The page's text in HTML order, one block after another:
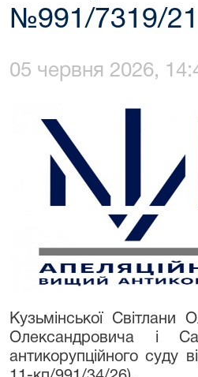
№991/7319/21
05 червня 2026,
Кузьмінської Світлани
Олександровича і
антикорупційного